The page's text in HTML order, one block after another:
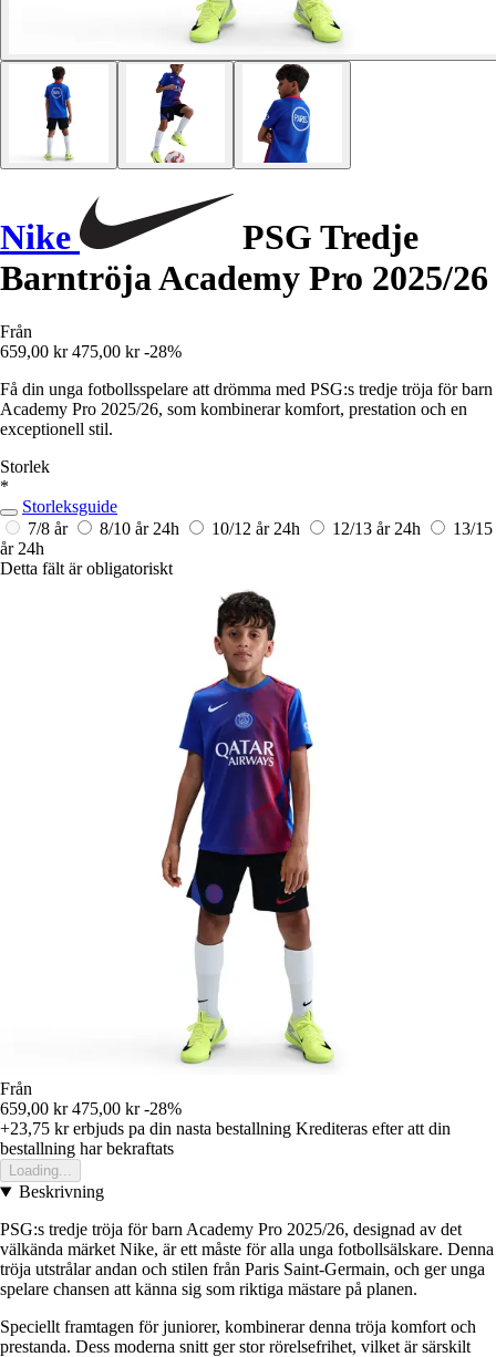
Nike
PSG Tredje
Barntröja Academy Pro 2025/26
Från
659,00 kr 475,00 kr -28%
Få din unga fotbollsspelare att drömma med PSG:s tredje tröja för barn
Academy Pro 2025/26, som kombinerar komfort, prestation och en
exceptionell stil.
Storlek
*
Storleksguide
7/8 år
8/10 år 24h 10/12 år 24h 12/13 år 24h
13/15
år 24h
Detta fält är obligatoriskt
Från
659,00 kr 475,00 kr -28%
+23,75 krerbjuds pa din nasta bestallning Krediteras efter att din
bestallning har bekraftats
Loading...
Beskrivning
PSG:s tredje tröja för barn Academy Pro 2025/26, designad av det
välkända märket Nike, är ett måste för alla unga fotbollsälskare. Denna
tröja utstrålar andan och stilen från Paris Saint-Germain, och ger unga
spelare chansen att känna sig som riktiga mästare på planen.
Speciellt framtagen för juniorer, kombinerar denna tröja komfort och
prestanda. Dess moderna snitt ger stor rörelsefrihet, vilket är särskilt